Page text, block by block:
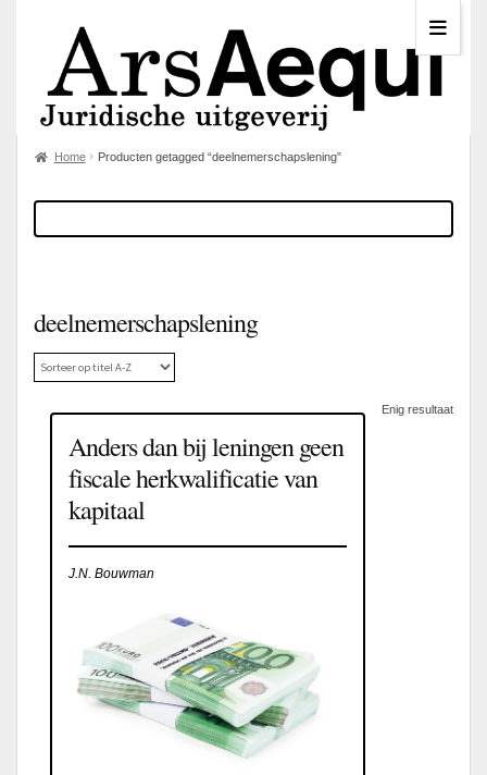
Home Producten getagged “deelnemerschapslening”
deelnemerschapslening
Enig resultaat
Anders dan bij leningen geen
fiscale herkwalificatie van
kapitaal
J.N. Bouwman